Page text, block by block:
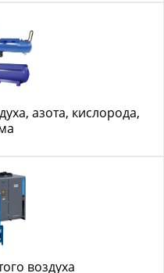
азота, кислорода,
воздуха